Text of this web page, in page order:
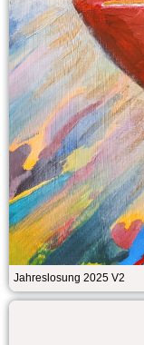
Jahreslosung 2025 V2